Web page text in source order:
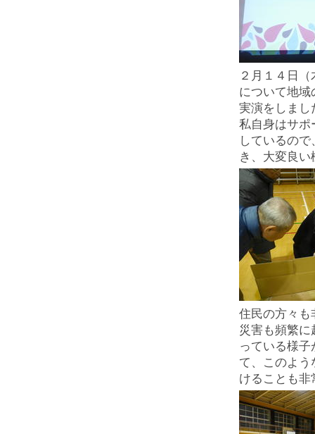
２月１４日
について地
実演をしまし
私自身はサポ
しているの
き、大変良
住民の方々も
災害も頻繁
っている様
て、このよ
けることも非